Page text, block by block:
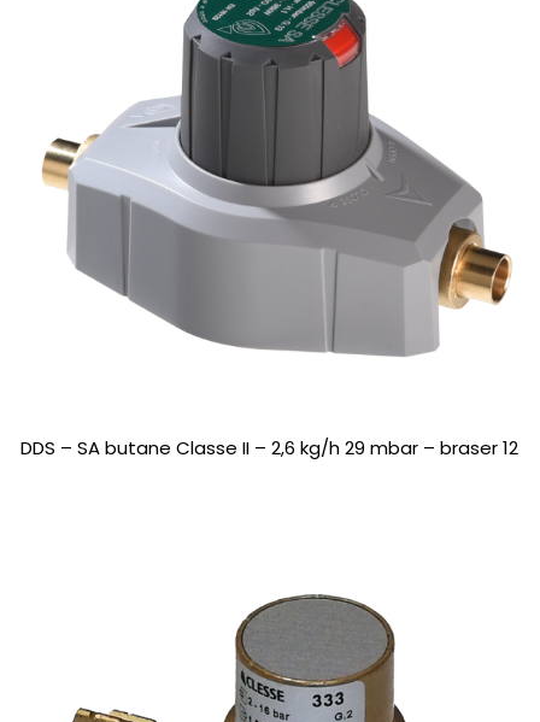
DDS – SA butane Classe II – 2,6 kg/h 29 mbar – braser 12